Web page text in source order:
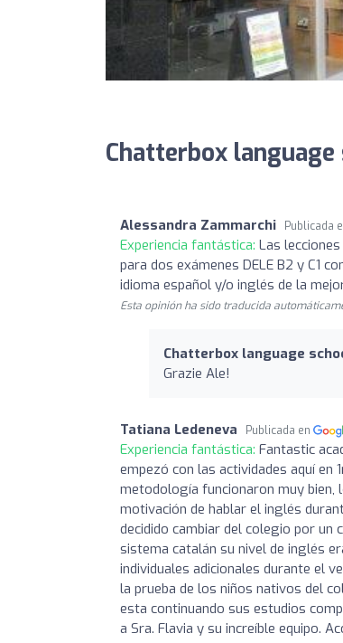
Chatterbox language
Alessandra Zammarchi Publicada
Experiencia fantástica: Las
para dos exámenes DELE B2 y C1
idioma español y/o inglés de la
Esta opinión ha sido traducida
Chatterbox language
Grazie Ale!
Tatiana Ledeneva Publicada en
Experiencia fantástica: Fantastic
empezó con las actividades aquí en
metodología funcionaron muy
motivación de hablar el inglés
decidido cambiar del colegio por
sistema catalán su nivel de inglés
individuales adicionales durante el
la prueba de los niños nativos del
esta continuando sus estudios
a Sra. Flavia y su increíble equipo.